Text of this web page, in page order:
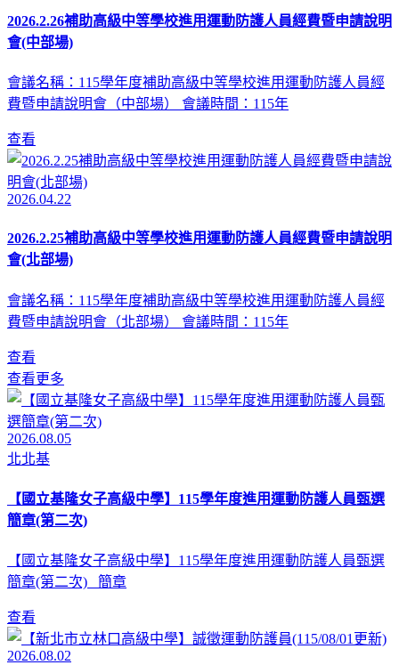
2026.2.26補助高級中等學校進用運動防護人員經費暨申請說明
會(中部場)
會議名稱：115學年度補助高級中等學校進用運動防護人員經
費暨申請說明會（中部場） 會議時間：115年
查看
2026.04.22
2026.2.25補助高級中等學校進用運動防護人員經費暨申請說明
會(北部場)
會議名稱：115學年度補助高級中等學校進用運動防護人員經
費暨申請說明會（北部場） 會議時間：115年
查看
查看更多
2026.08.05
北北基
【國立基隆女子高級中學】115學年度進用運動防護人員甄選
簡章(第二次)
【國立基隆女子高級中學】115學年度進用運動防護人員甄選
簡章(第二次) 簡章
查看
2026.08.02